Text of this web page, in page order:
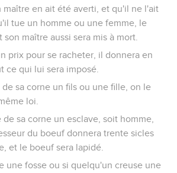
maître en ait été averti, et qu'il ne l'ait
tue un homme ou une femme, le
maître aussi sera mis à mort.
prix pour se racheter, il donnera en
ce qui lui sera imposé.
sa corne un fils ou une fille, on le
loi.
sa corne un esclave, soit homme,
du boeuf donnera trente sicles
et le boeuf sera lapidé.
une fosse ou si quelqu'un creuse une